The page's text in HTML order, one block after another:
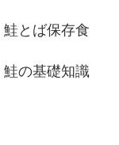
鮭とば保存食
鮭の基礎知識